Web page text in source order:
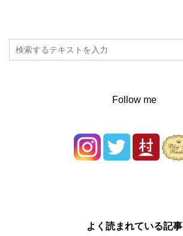
Follow me
よく読まれている記事